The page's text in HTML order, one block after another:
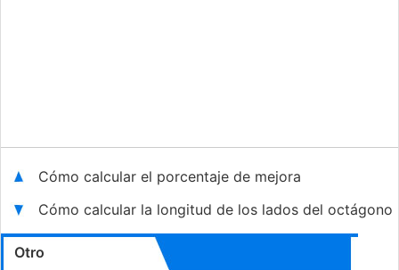
Cómo calcular el porcentaje de mejora
Cómo calcular la longitud de los lados del octágono
Otro